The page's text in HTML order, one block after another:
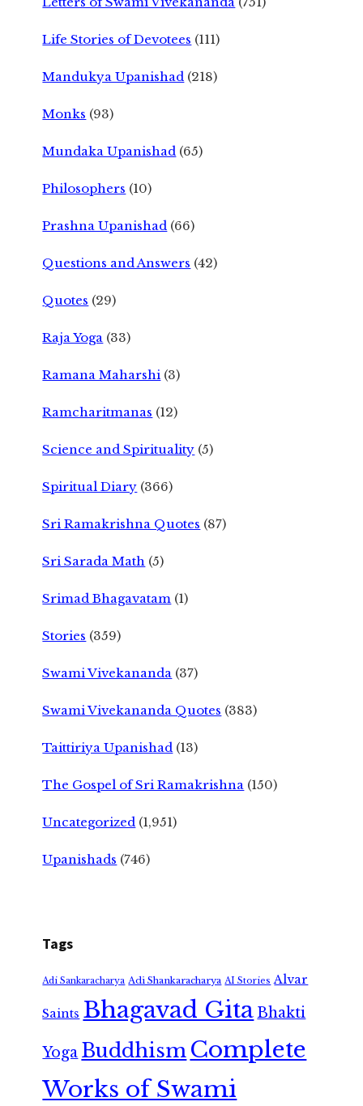
Life Stories of Devotees (111)
Mandukya Upanishad (218)
Monks (93)
Mundaka Upanishad (65)
Philosophers (10)
Prashna Upanishad (66)
Questions and Answers (42)
Quotes (29)
Raja Yoga (33)
Ramana Maharshi (3)
Ramcharitmanas (12)
Science and Spirituality (5)
Spiritual Diary (366)
Sri Ramakrishna Quotes (87)
Sri Sarada Math (5)
Srimad Bhagavatam (1)
Stories (359)
Swami Vivekananda (37)
Swami Vivekananda Quotes (383)
Taittiriya Upanishad (13)
The Gospel of Sri Ramakrishna (150)
Uncategorized (1,951)
Upanishads (746)
Tags
Adi Sankaracharya Adi Shankaracharya AI Stories Alvar
Saints Bhagavad GitaBhakti
Yoga Buddhism Complete
Works of Swami